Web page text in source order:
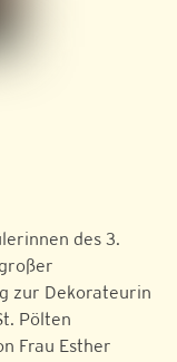
des 3.
zur Dekorateurin
Pölten
Frau Esther